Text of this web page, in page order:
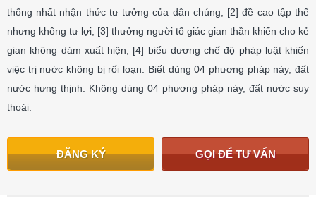
thống nhất nhận thức tư tưởng của dân chúng; [2] đề cao tập thể
nhưng không tư lợi; [3] thưởng người tố giác gian thần khiến cho kẻ
gian không dám xuất hiện; [4] biểu dương chế độ pháp luật khiến
việc trị nước không bị rối loạn. Biết dùng 04 phương pháp này, đất
nước hưng thịnh. Không dùng 04 phương pháp này, đất nước suy
thoái.
ĐĂNG KÝ GỌI ĐỂ TƯ VẤN